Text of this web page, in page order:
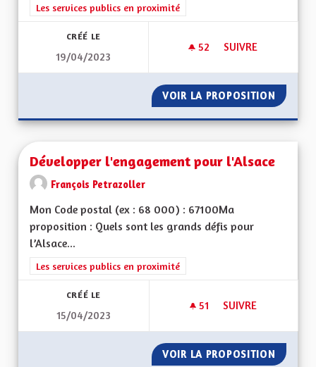
Filtrer les résultats de la catégorie : Les services publics en
Les services publics en proximité
CRÉÉ LE
19/04/2023
52 52 ABONNÉS
SUIVRE
VOIR LA PROPOSITION
Développer l'engagement pour l'Alsace
François Petrazoller
Mon Code postal (ex : 68 000) : 67100Ma
proposition : Quels sont les grands défis pour
l’Alsace...
Filtrer les résultats de la catégorie : Les services publics en
Les services publics en proximité
CRÉÉ LE
15/04/2023
51 51 ABONNÉS
SUIVRE
VOIR LA PROPOSITION